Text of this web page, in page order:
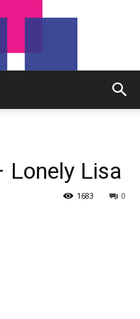
Lonely Lisa
0
1683